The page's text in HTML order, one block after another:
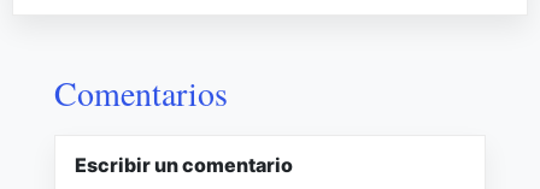
Comentarios
Escribir un comentario